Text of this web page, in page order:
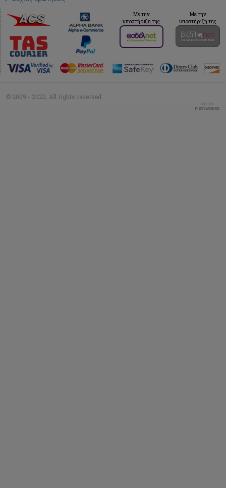
Με την
υποστήριξη της
Με την
υποστήριξη της
© 2009 - 2022. All rights reserved